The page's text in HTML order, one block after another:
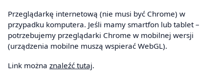
Przeglądarkę internetową (nie musi być Chrome) w
przypadku komputera. Jeśli mamy smartfon lub tablet –
potrzebujemy przeglądarki Chrome w mobilnej wersji
(urządzenia mobilne muszą wspierać WebGL).
Link można znaleźć tutaj.